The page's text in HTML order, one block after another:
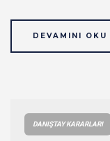
DEVAMINI OKU
DANIŞTAY KARARLARI